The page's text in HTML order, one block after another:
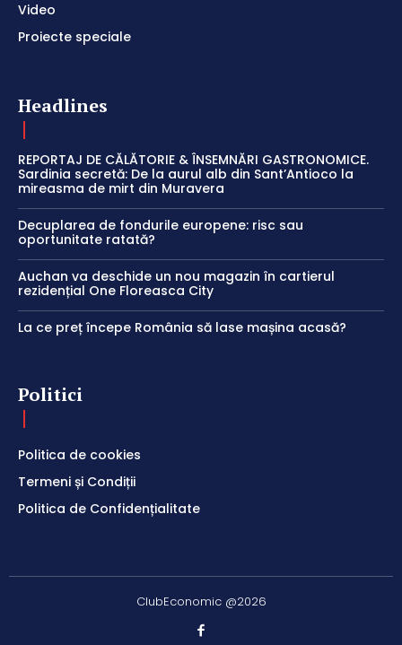
Video
Proiecte speciale
Headlines
REPORTAJ DE CĂLĂTORIE & ÎNSEMNĂRI GASTRONOMICE.
Sardinia secretă: De la aurul alb din Sant’Antioco la
mireasma de mirt din Muravera
Decuplarea de fondurile europene: risc sau
oportunitate ratată?
Auchan va deschide un nou magazin în cartierul
rezidențial One Floreasca City
La ce preț începe România să lase mașina acasă?
Politici
Politica de cookies
Termeni și Condiții
Politica de Confidențialitate
ClubEconomic @2026